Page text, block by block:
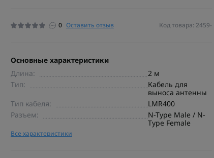
0 Оставить отзыв Код товара: 2459-
Основные характеристики
Длина:
2 м
Тип:
Кабель для
выноса антенны
Тип кабеля:
LMR400
Разъем:
N-Type Male / N-
Type Female
Все характеристики